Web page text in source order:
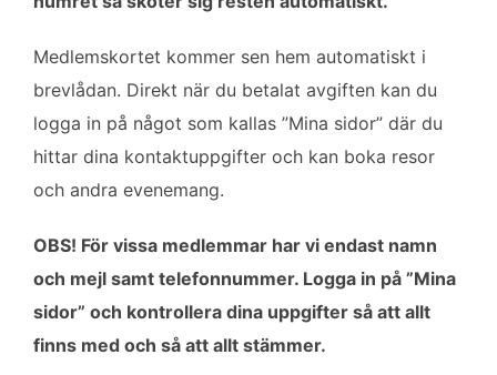
Medlemskortet kommer sen hem automatiskt i
brevlådan. Direkt när du betalat avgiften kan du
logga in på något som kallas ”Mina sidor” där du
hittar dina kontaktuppgifter och kan boka resor
och andra evenemang.
OBS! För vissa medlemmar har vi endast namn
och mejl samt telefonnummer. Logga in på ”Mina
sidor” och kontrollera dina uppgifter så att allt
finns med och så att allt stämmer.